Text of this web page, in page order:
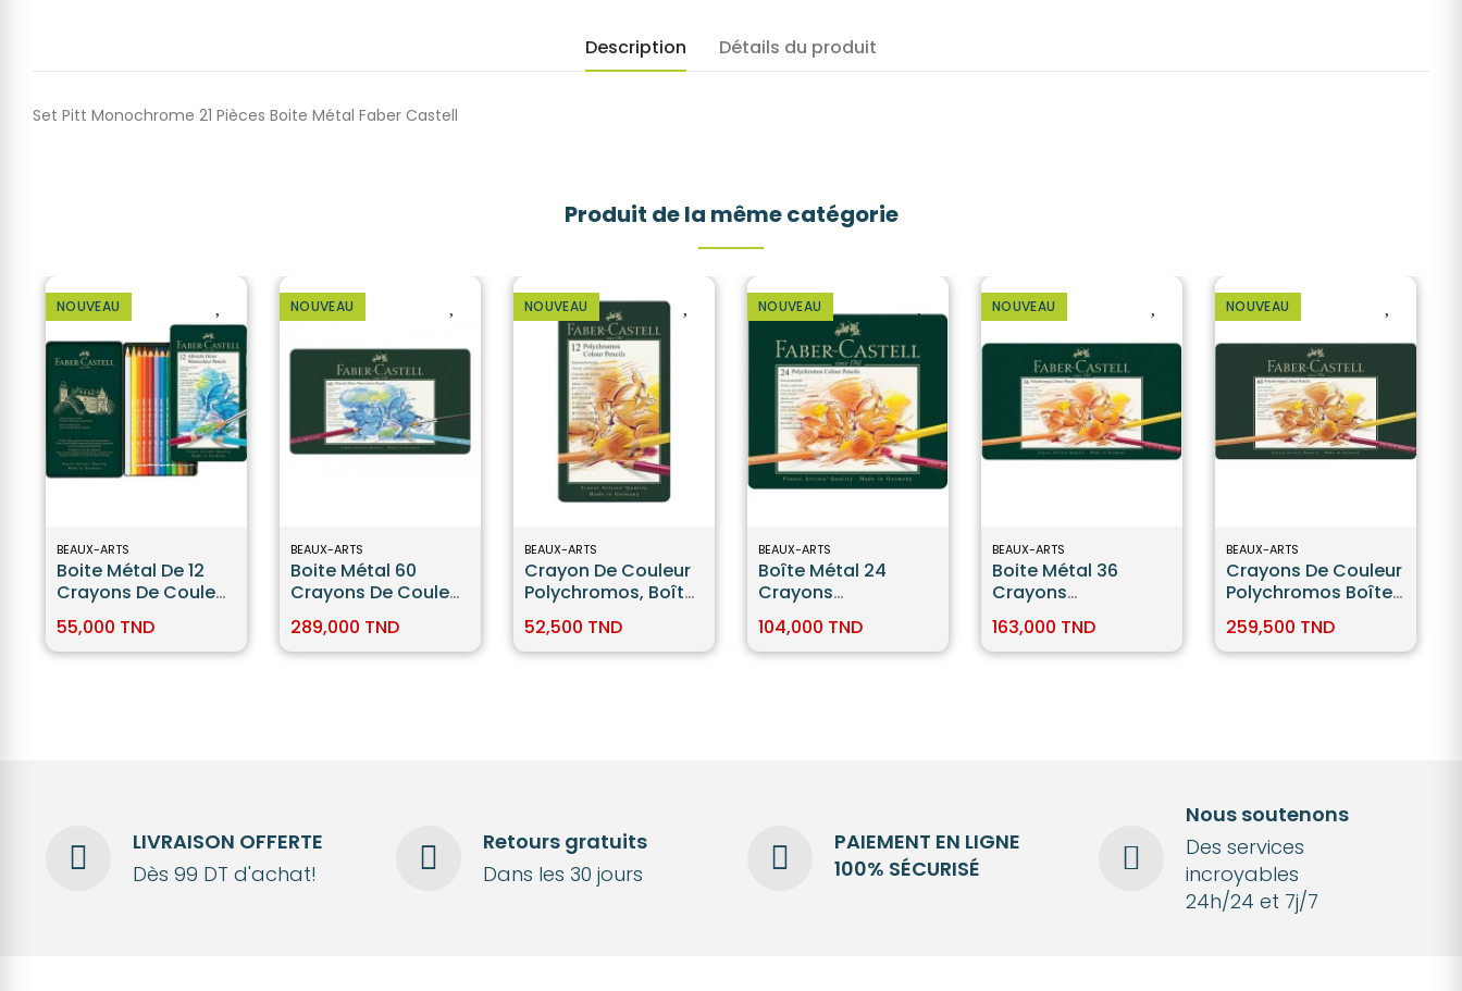
Description Détails du produit
Set Pitt Monochrome 21 Pièces Boite Métal Faber Castell
Produit de la même catégorie
NOUVEAU
BEAUX-ARTS
Boite Métal De 12
Crayons De Couleur
Faber Castell
55,000 TND
NOUVEAU
BEAUX-ARTS
Boite Métal 60
Crayons De Couleur
Faber-Castell
289,000 TND
NOUVEAU
BEAUX-ARTS
Crayon De Couleur
Polychromos, Boîte
52,500 TND
NOUVEAU
BEAUX-ARTS
Boîte Métal 24
Crayons
Castell
104,000 TND
NOUVEAU
BEAUX-ARTS
Boite Métal 36
Crayons
Faber Castell
163,000 TND
NOUVEAU
BEAUX-ARTS
Crayons De Couleur
Polychromos Boîte
Faber-Castell
259,500 TND
LIVRAISON OFFERTE
Dès 99 DT d'achat!
Retours gratuits
Dans les 30 jours
PAIEMENT EN LIGNE
100% SÉCURISÉ
Nous soutenons
Des services
incroyables
24h/24 et 7j/7